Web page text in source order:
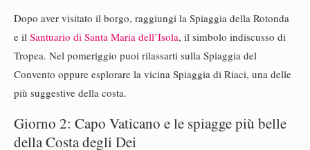
Dopo aver visitato il borgo, raggiungi la Spiaggia della Rotonda
e il Santuario di Santa Maria dell’Isola, il simbolo indiscusso di
Tropea. Nel pomeriggio puoi rilassarti sulla Spiaggia del
Convento oppure esplorare la vicina Spiaggia di Riaci, una delle
più suggestive della costa.
Giorno 2: Capo Vaticano e le spiagge più belle
della Costa degli Dei